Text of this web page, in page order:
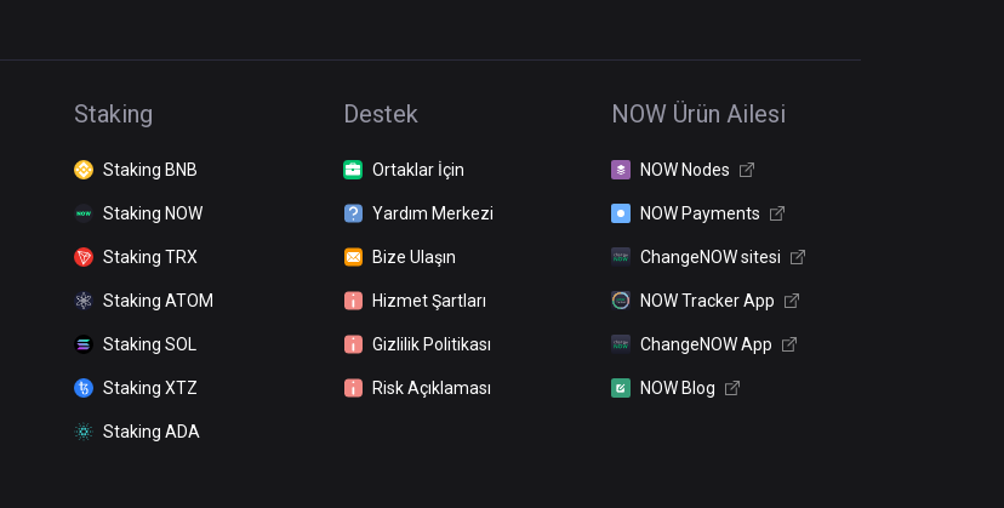
Staking
Staking BNB
Staking NOW
Staking TRX
Staking ATOM
Staking SOL
Staking XTZ
Staking ADA
Destek
Ortaklar İçin
Yardım Merkezi
Bize Ulaşın
Hizmet Şartları
Gizlilik Politikası
Risk Açıklaması
NOW Ürün Ailesi
NOW Nodes
NOW Payments
ChangeNOW sitesi
NOW Tracker App
ChangeNOW App
NOW Blog